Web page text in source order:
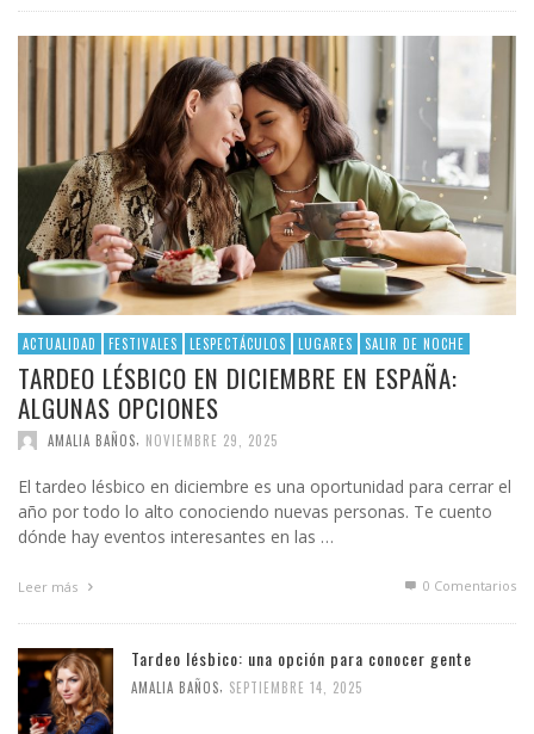
ACTUALIDAD FESTIVALES LESPECTÁCULOS LUGARES SALIR DE NOCHE
TARDEO LÉSBICO EN DICIEMBRE EN ESPAÑA:
ALGUNAS OPCIONES
AMALIA BAÑOS NOVIEMBRE 29, 2025
El tardeo lésbico en diciembre es una oportunidad para cerrar el
año por todo lo alto conociendo nuevas personas. Te cuento
dónde hay eventos interesantes en las …
Leer más 0 Comentarios
Tardeo lésbico: una opción para conocer gente
AMALIA BAÑOS SEPTIEMBRE 14, 2025